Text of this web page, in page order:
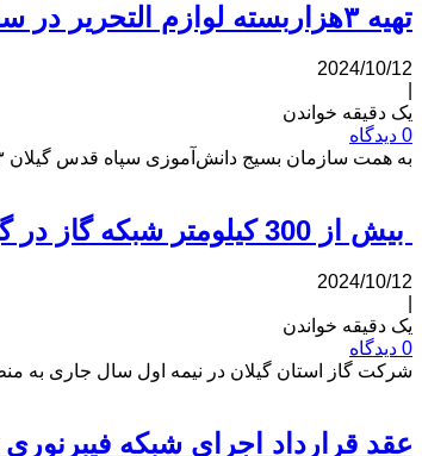
تهیه ۳هزاربسته لوازم التحریر در سطح استان گیلان
2024/10/12
یک دقیقه خواندن
0 دیدگاه
به همت سازمان بسیج دانش‌آموزی سپاه قدس گیلان ۳ هزار بسته لوازم التحریر در قالب پویش «همکلاسی مهربان »تهیه وبین دانش آموزان توزیع خواهد شد .
بیش از 300 کیلومتر شبکه گاز در گیلان اجرا شد
2024/10/12
یک دقیقه خواندن
0 دیدگاه
شرکت گاز استان گیلان در نیمه اول سال جاری به منظور خدمات رسانی به مردم و
عقد قرارداد اجرای شبکه